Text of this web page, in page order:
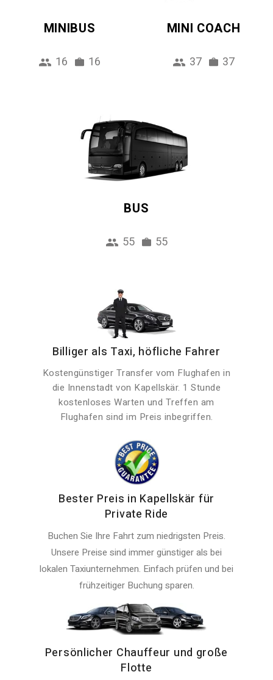
MINIBUS
16 16
MINI COACH
37 37
BUS
55 55
Billiger als Taxi, höfliche Fahrer
Kostengünstiger Transfer vom Flughafen in
die Innenstadt von Kapellskär. 1 Stunde
kostenloses Warten und Treffen am
Flughafen sind im Preis inbegriffen.
Bester Preis in Kapellskär für
Private Ride
Buchen Sie Ihre Fahrt zum niedrigsten Preis.
Unsere Preise sind immer günstiger als bei
lokalen Taxiunternehmen. Einfach prüfen und bei
frühzeitiger Buchung sparen.
Persönlicher Chauffeur und große
Flotte